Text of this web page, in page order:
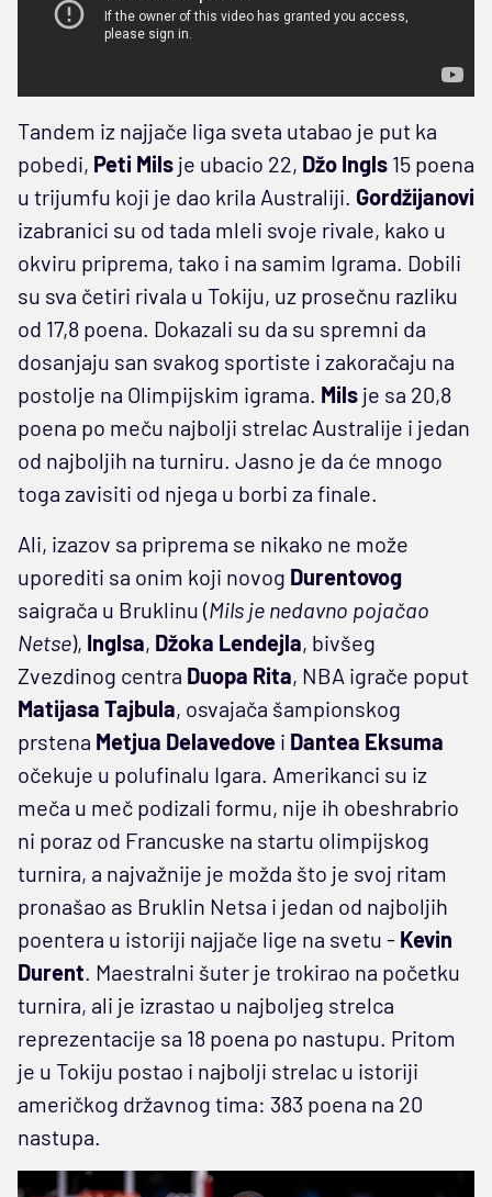
Tandem iz najjače liga sveta utabao je put ka
pobedi, Peti Mils je ubacio 22, Džo Ingls 15 poena
u trijumfu koji je dao krila Australiji. Gordžijanovi
izabranici su od tada mleli svoje rivale, kako u
okviru priprema, tako i na samim Igrama. Dobili
su sva četiri rivala u Tokiju, uz prosečnu razliku
od 17,8 poena. Dokazali su da su spremni da
dosanjaju san svakog sportiste i zakoračaju na
postolje na Olimpijskim igrama. Mils je sa 20,8
poena po meču najbolji strelac Australije i jedan
od najboljih na turniru. Jasno je da će mnogo
toga zavisiti od njega u borbi za finale.
Ali, izazov sa priprema se nikako ne može
uporediti sa onim koji novog Durentovog
saigrača u Bruklinu (Mils je nedavno pojačao
Netse), Inglsa, Džoka Lendejla, bivšeg
Zvezdinog centra Duopa Rita, NBA igrače poput
Matijasa Tajbula, osvajača šampionskog
prstena Metjua Delavedove i Dantea Eksuma
očekuje u polufinalu Igara. Amerikanci su iz
meča u meč podizali formu, nije ih obeshrabrio
ni poraz od Francuske na startu olimpijskog
turnira, a najvažnije je možda što je svoj ritam
pronašao as Bruklin Netsa i jedan od najboljih
poentera u istoriji najjače lige na svetu - Kevin
Durent. Maestralni šuter je trokirao na početku
turnira, ali je izrastao u najboljeg strelca
reprezentacije sa 18 poena po nastupu. Pritom
je u Tokiju postao i najbolji strelac u istoriji
američkog državnog tima: 383 poena na 20
nastupa.